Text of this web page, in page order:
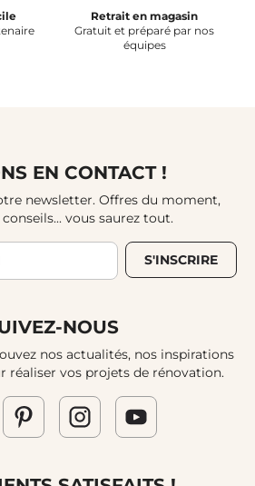
Retrait en magasin
Gratuit et préparé par nos
équipes
EN CONTACT !
newsletter. Offres du moment,
vous saurez tout.
S'INSCRIRE
NOUS
nos actualités, nos inspirations
réaliser vos projets de rénovation.